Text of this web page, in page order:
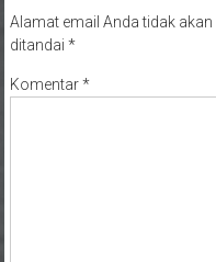
Alamat email Anda tidak akan
ditandai *
Komentar*